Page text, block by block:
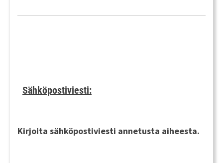
Sähköpostiviesti:
Kirjoita sähköpostiviesti annetusta aiheesta.